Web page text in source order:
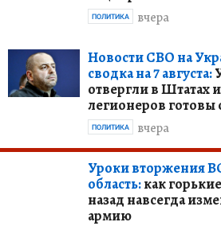
вчера
ПОЛИТИКА
Новости СВО на
сводка на 7 августа:
отвергли в Штатах
легионеров готовы
вчера
ПОЛИТИКА
Уроки вторжения
область:как
назад навсегда
армию